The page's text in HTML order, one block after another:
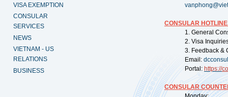
VISA EXEMPTION
CONSULAR
SERVICES
NEWS
VIETNAM - US
RELATIONS
BUSINESS
CONSULAR
1. General
2. Visa
3. Feedback &
Email:
Portal: https://
CONSULAR